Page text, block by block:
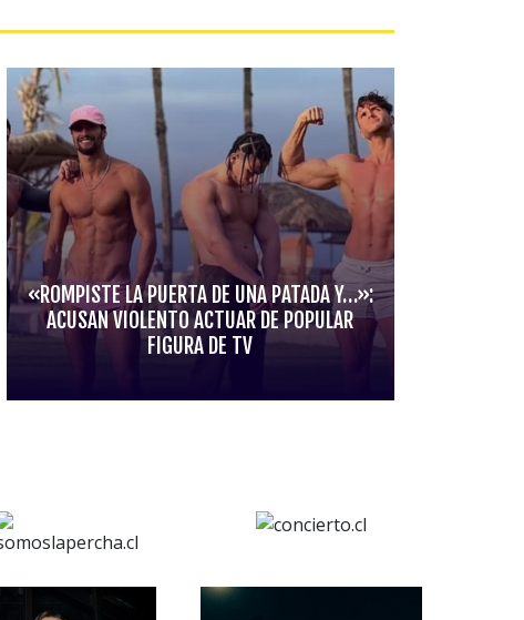
«ROMPISTE LA PUERTA DE UNA PATADA Y…»:
ACUSAN VIOLENTO ACTUAR DE POPULAR
FIGURA DE TV